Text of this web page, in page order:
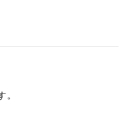
。